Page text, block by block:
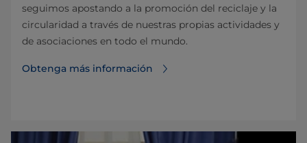
seguimos apostando a la promoción del reciclaje y la
circularidad a través de nuestras propias actividades y
de asociaciones en todo el mundo.
Obtenga más información